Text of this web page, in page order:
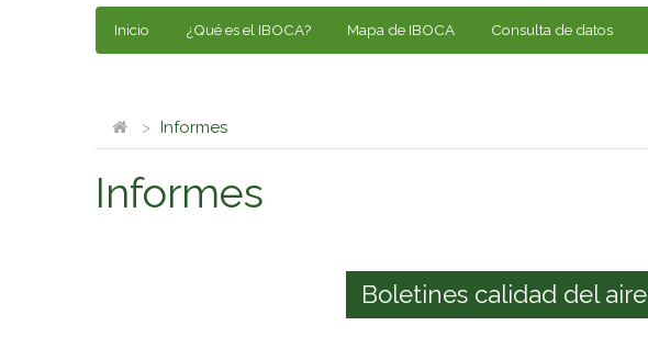
Inicio ¿Qué es el IBOCA? Mapa de IBOCA Consulta de datos
Informes
Informes
Boletines calidad del aire